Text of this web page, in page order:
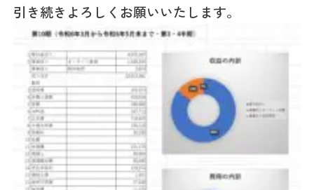
引き続きよろしくお願いいたします。